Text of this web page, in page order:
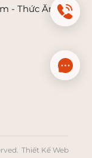
- Thức Ăn
Thiết Kế Web